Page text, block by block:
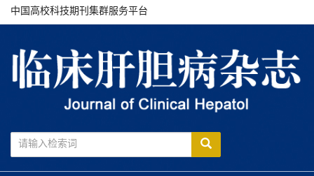
中国高校科技期刊集群服务平台